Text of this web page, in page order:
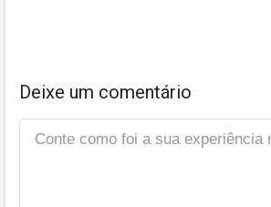
Deixe um comentário